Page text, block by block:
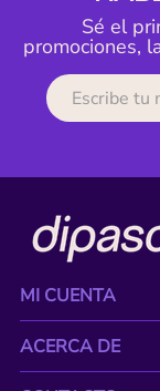
Sé el
promociones,
MI CUENTA
ACERCA DE